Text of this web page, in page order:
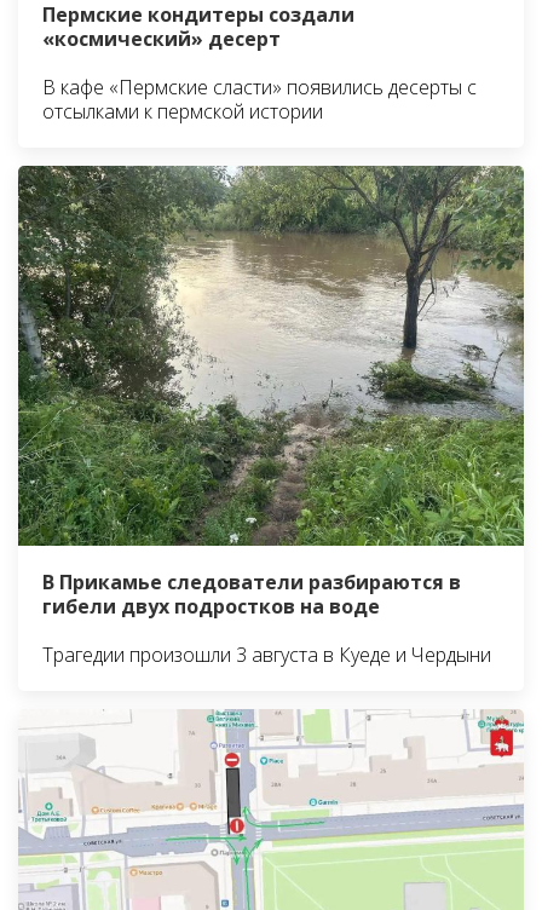
Пермские кондитеры создали
«космический» десерт
В кафе «Пермские сласти» появились десерты с
отсылками к пермской истории
В Прикамье следователи разбираются в
гибели двух подростков на воде
Трагедии произошли 3 августа в Куеде и Чердыни